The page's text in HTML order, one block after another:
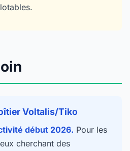
Voltalis/Tiko
début 2026. Pour les
cherchant des